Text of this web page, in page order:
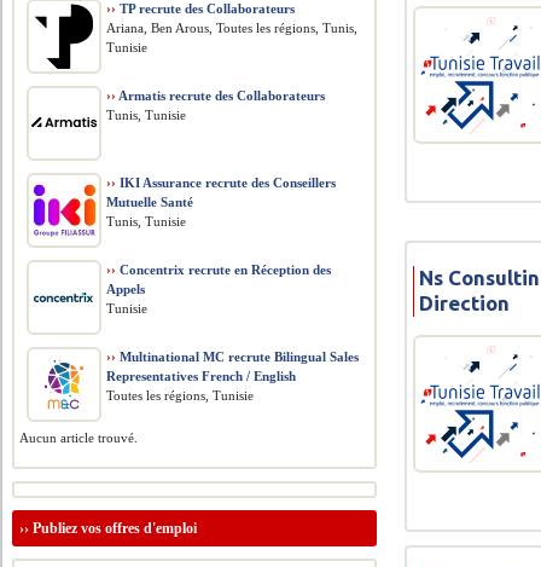
Ns
Direction
›› TP recrute des Collaborateurs
Ariana, Ben Arous, Toutes les régions, Tunis,
Tunisie
›› Armatis recrute des Collaborateurs
Tunis, Tunisie
›› IKI Assurance recrute des Conseillers
Mutuelle Santé
Tunis, Tunisie
›› Concentrix recrute en Réception des
Appels
Tunisie
›› Multinational MC recrute Bilingual Sales
Representatives French / English
Toutes les régions, Tunisie
Aucun article trouvé.
››Publiez vos offres d'emploi